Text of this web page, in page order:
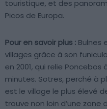
touristique, et des
Picos de Europa.
Pour en savoir plus : Bulnes
villages grâce à son
en 2001, qui relie
minutes. Sotres, perché à
est le village le plus élevé
trouve non loin d’une